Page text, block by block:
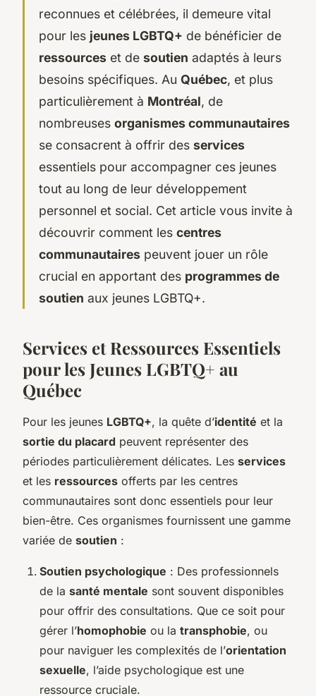
reconnues et célébrées, il demeure vital
pour les jeunes LGBTQ+ de bénéficier de
ressources et de soutien adaptés à leurs
besoins spécifiques. Au Québec, et plus
particulièrement à Montréal, de
nombreuses organismes communautaires
se consacrent à offrir des services
essentiels pour accompagner ces jeunes
tout au long de leur développement
personnel et social. Cet article vous invite à
découvrir comment les centres
communautaires peuvent jouer un rôle
crucial en apportant des programmes de
soutien aux jeunes LGBTQ+.
Services et Ressources Essentiels
pour les Jeunes LGBTQ+ au
Québec
Pour les jeunes LGBTQ+, la quête d’identité et la
sortie du placard peuvent représenter des
périodes particulièrement délicates. Les services
et les ressources offerts par les centres
communautaires sont donc essentiels pour leur
bien-être. Ces organismes fournissent une gamme
variée de soutien :
Soutien psychologique : Des professionnels
de la santé mentale sont souvent disponibles
pour offrir des consultations. Que ce soit pour
gérer l’homophobie ou la transphobie, ou
pour naviguer les complexités de l’orientation
sexuelle, l’aide psychologique est une
ressource cruciale.